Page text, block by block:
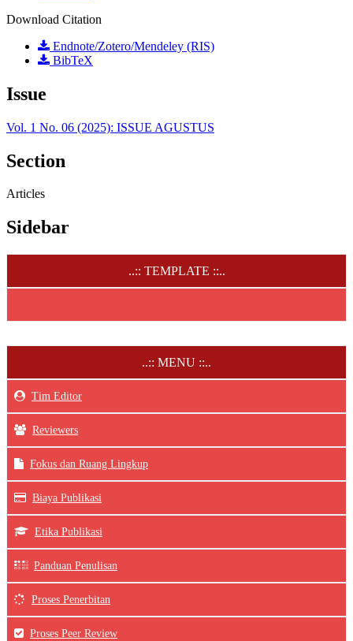
Download Citation
Endnote/Zotero/Mendeley (RIS)
BibTeX
Issue
Vol. 1 No. 06 (2025): ISSUE AGUSTUS
Section
Articles
Sidebar
..:: TEMPLATE ::..
..:: MENU ::..
Tim Editor
Reviewers
Fokus dan Ruang Lingkup
Biaya Publikasi
Etika Publikasi
Panduan Penulisan
Proses Penerbitan
Proses Peer Review